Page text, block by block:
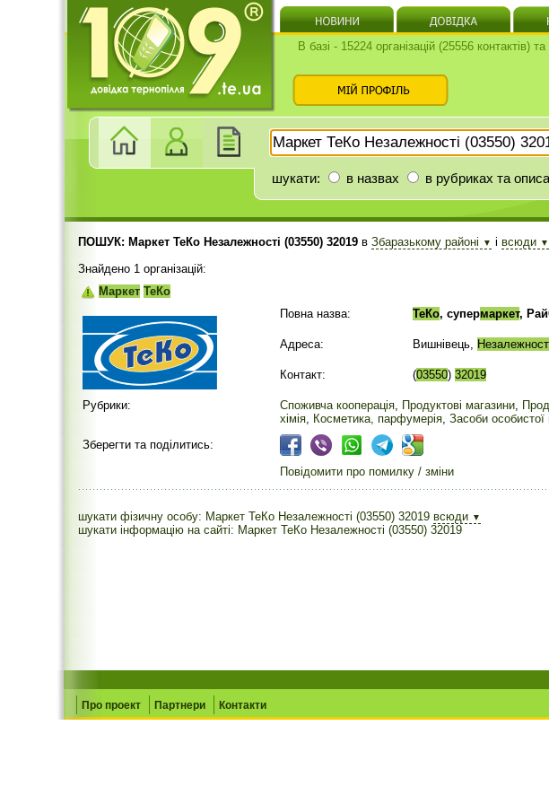
В базі - 15224 організацій (25556 контактів)
шукати: в назвах в рубриках та
ПОШУК: Маркет ТеКо Незалежності (03550) 32019 в Збаразькому районі ▼ і всюди ▼
Знайдено 1 організацій:
Маркет ТеКо
Повна назва: ТеКо, супермаркет,
Адреса: Вишнівець,
Контакт: (03550) 32019
Рубрики: Споживча кооперація, Продуктові магазини,
хімія, Косметика, парфумерія, Засоби особистої
Зберегти та поділитись:
Повідомити про помилку / зміни
шукати фізичну особу: Маркет ТеКо Незалежності (03550) 32019 всюди ▼
шукати інформацію на сайті: Маркет ТеКо Незалежності (03550) 32019
Про проект Партнери Контакти